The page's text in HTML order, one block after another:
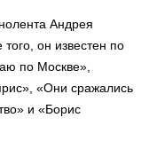
Андрея
он известен по
по Москве»,
«Они сражались
и «Борис